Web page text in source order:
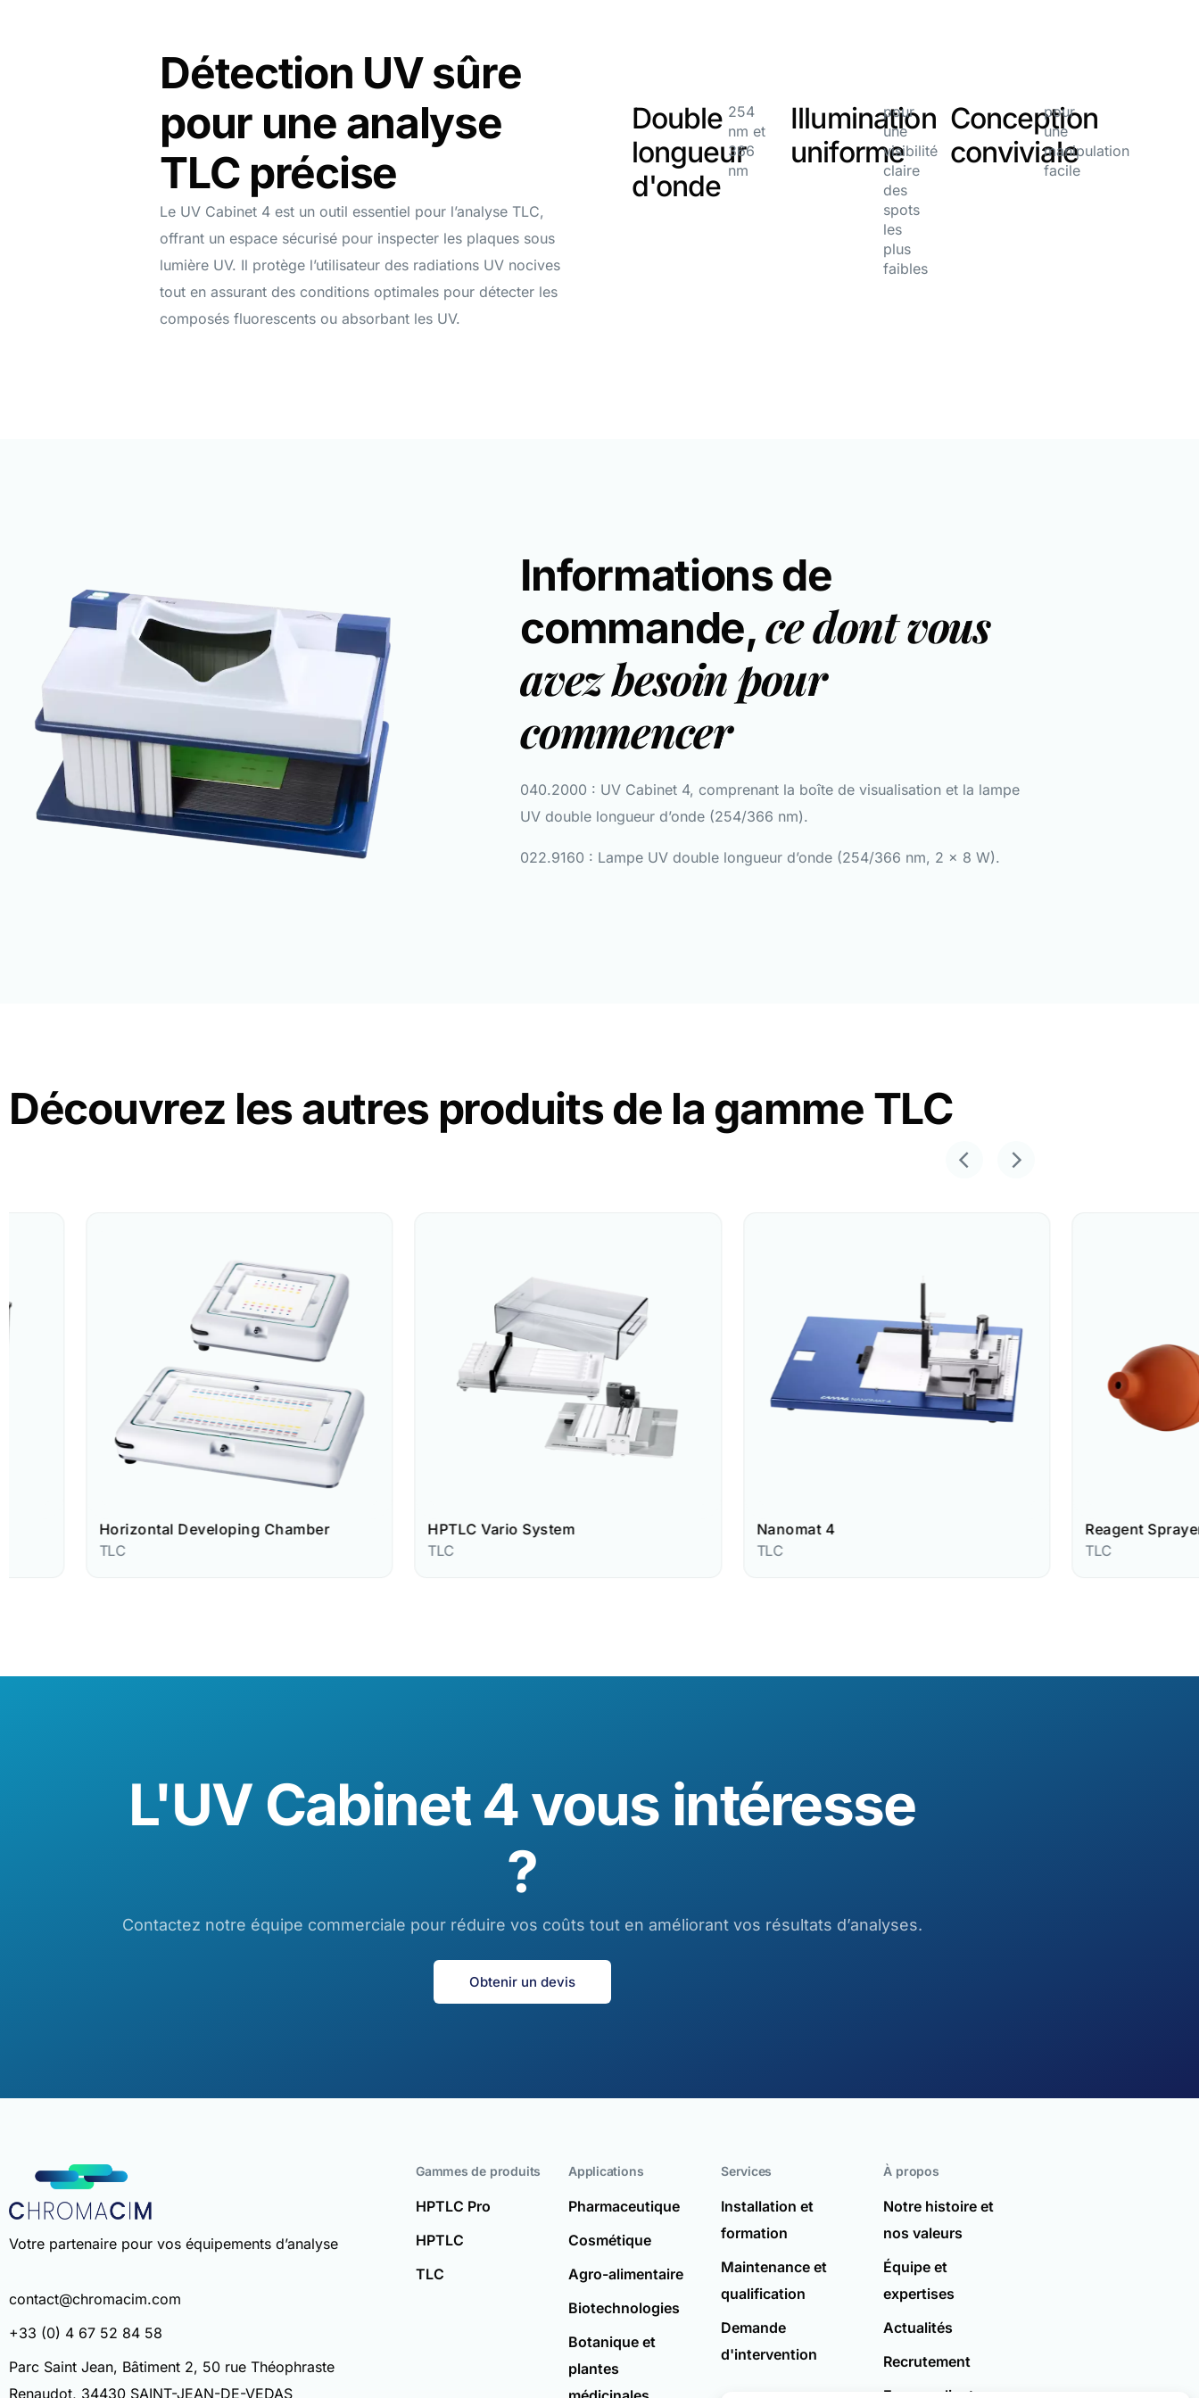
PLUS DE PRODUITS
Logiciel HPTLC VisionCats
Détection UV sûre
pour une analyse
TLC précise
Le UV Cabinet 4 est un outil essentiel pour l’analyse TLC,
offrant un espace sécurisé pour inspecter les plaques sous
lumière UV. Il protège l’utilisateur des radiations UV nocives
tout en assurant des conditions optimales pour détecter les
composés fluorescents ou absorbant les UV.
Double
longueur
d'onde
254
nm et
366
nm
Illumination
uniforme
pour
une
visibilité
claire
des
spots
les
plus
faibles
Conception
conviviale
pour
une
manipulation
facile
Informations de
commande,ce dont vous
avez besoin pour
commencer
040.2000 : UV Cabinet 4, comprenant la boîte de visualisation et la lampe
UV double longueur d’onde (254/366 nm).
022.9160 : Lampe UV double longueur d’onde (254/366 nm, 2 x 8 W).
Découvrez les autres produits de la gamme TLC
Horizontal Developing Chamber
HPTLC Vario System
Nanomat 4
Reagent Sprayer
L'UV Cabinet 4 vous intéresse
?
Contactez notre équipe commerciale pour réduire vos coûts tout en améliorant vos résultats d’analyses.
Obtenir un devis
Votre partenaire pour vos équipements d’analyse
contact@chromacim.com
+33 (0) 4 67 52 84 58
Parc Saint Jean, Bâtiment 2, 50 rue Théophraste
Renaudot, 34430 SAINT-JEAN-DE-VEDAS
Gammes de produits
HPTLC Pro
HPTLC
TLC
Applications
Pharmaceutique
Cosmétique
Agro-alimentaire
Biotechnologies
Botanique et
plantes
Services
Installation et
formation
Maintenance et
qualification
Demande
d'intervention
À propos
Notre histoire et
nos valeurs
Équipe et
expertises
Actualités
Recrutement